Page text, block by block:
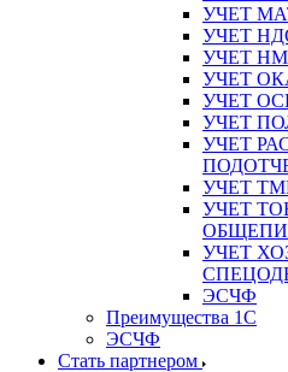
УЧЕТ
УЧЕТ
УЧЕТ
УЧЕТ
УЧЕТ
УЧЕТ
УЧЕТ
УЧЕТ
УЧЕТ
УЧЕТ
ЭСЧФ
Преимущества 1С
ЭСЧФ
Стать партнером